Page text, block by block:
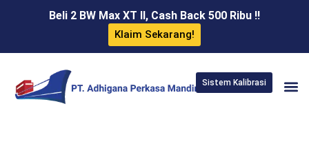
Beli 2 BW Max XT II, Cash Back 500 Ribu !!
Klaim Sekarang!
Sistem Kalibrasi